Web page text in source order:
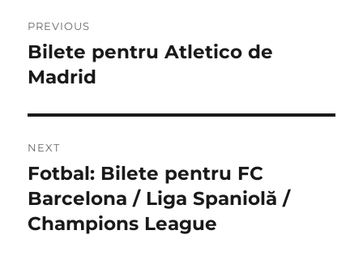
navigation
PREVIOUS
Previous
post:
Bilete pentru Atletico de
Madrid
NEXT
Next
post:
Fotbal: Bilete pentru FC
Barcelona / Liga Spaniolă /
Champions League